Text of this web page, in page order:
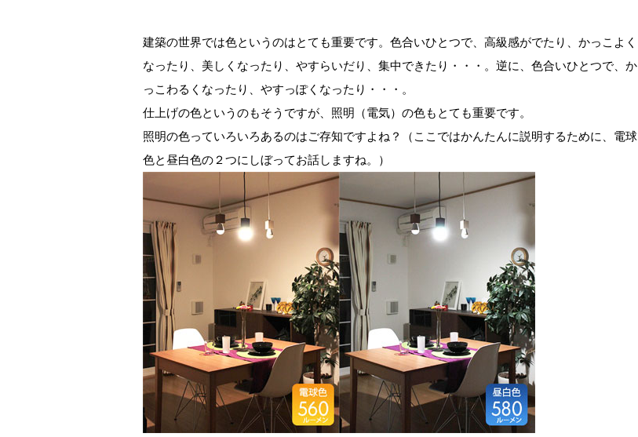
建築の世界では色というのはとても重要です。色合いひとつで、高級感がでたり、かっこよく
なったり、美しくなったり、やすらいだり、集中できたり・・・。逆に、色合いひとつで、か
っこわるくなったり、やすっぽくなったり・・・。
仕上げの色というのもそうですが、照明（電気）の色もとても重要です。
照明の色っていろいろあるのはご存知ですよね？（ここではかんたんに説明するために、電球
色と昼白色の２つにしぼってお話しますね。）